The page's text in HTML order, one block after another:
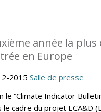
année la plus
en Europe
2015 Salle de presse
le “Climate Indicator
le cadre du projet ECA&D